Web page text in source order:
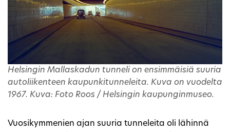
Helsingin Mallaskadun tunneli on ensimmäisiä suuria
autoliikenteen kaupunkitunneleita. Kuva on vuodelta
1967. Kuva: Foto Roos / Helsingin kaupunginmuseo.
Vuosikymmenien ajan suuria tunneleita oli lähinnä